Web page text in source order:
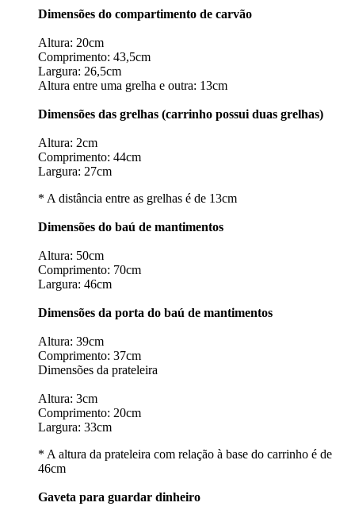
Dimensões do compartimento de carvão
Altura: 20cm
Comprimento: 43,5cm
Largura: 26,5cm
Altura entre uma grelha e outra: 13cm
Dimensões das grelhas (carrinho possui duas grelhas)
Altura: 2cm
Comprimento: 44cm
Largura: 27cm
* A distância entre as grelhas é de 13cm
Dimensões do baú de mantimentos
Altura: 50cm
Comprimento: 70cm
Largura: 46cm
Dimensões da porta do baú de mantimentos
Altura: 39cm
Comprimento: 37cm
Dimensões da prateleira
Altura: 3cm
Comprimento: 20cm
Largura: 33cm
* A altura da prateleira com relação à base do carrinho é de
46cm
Gaveta para guardar dinheiro